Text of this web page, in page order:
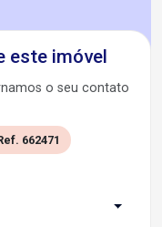
este imóvel
o seu contato
662471